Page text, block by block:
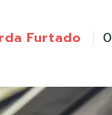
Furtado